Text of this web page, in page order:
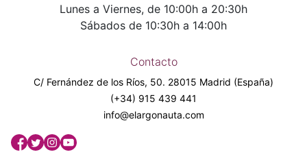
Lunes a Viernes, de 10:00h a 20:30h
Sábados de 10:30h a 14:00h
Contacto
C/ Fernández de los Ríos, 50. 28015 Madrid (España)
(+34) 915 439 441
info@elargonauta.com